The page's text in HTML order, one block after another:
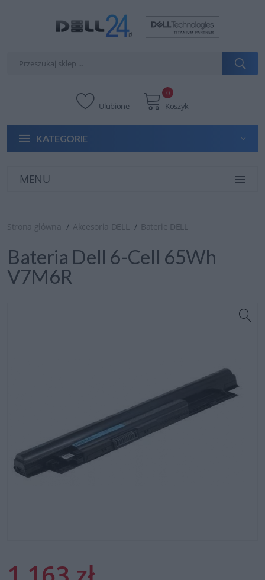
Ulubione Koszyk
0
KATEGORIE
MENU
Strona główna Akcesoria DELL Baterie DELL
Bateria Dell 6-Cell 65Wh
V7M6R